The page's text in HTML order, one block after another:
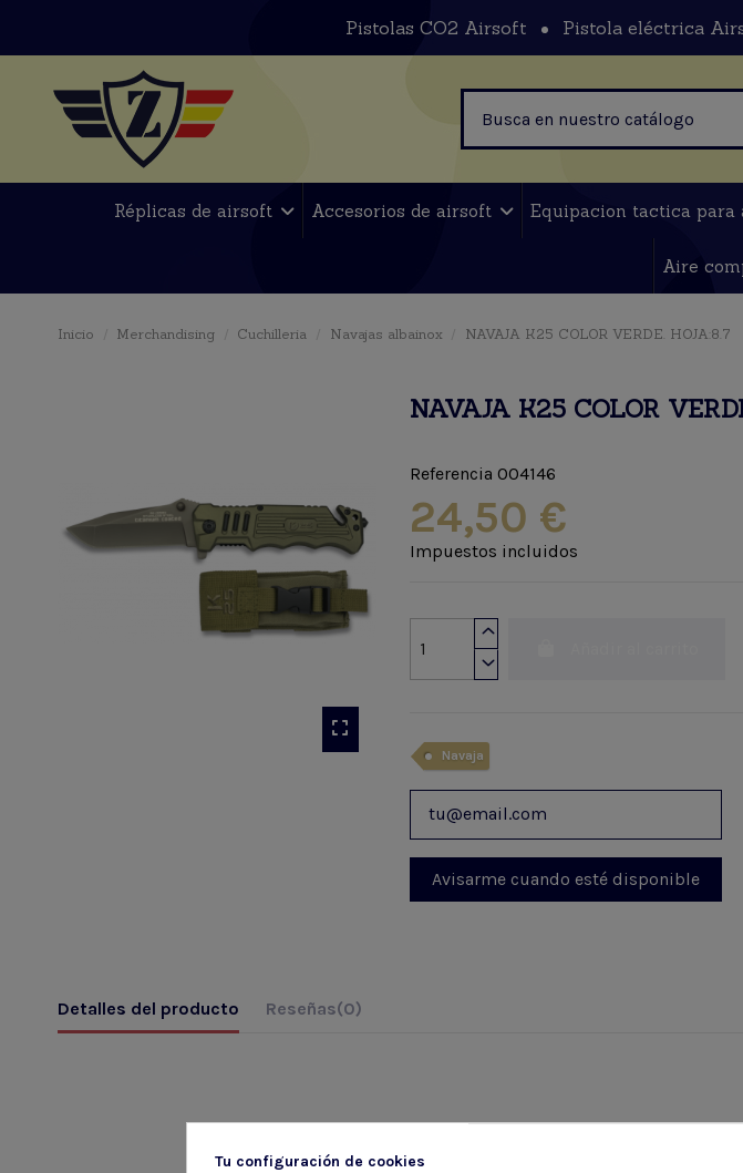
Pistolas CO2 Airsoft Pistola eléctrica
Réplicas de airsoft Accesorios de airsoft Equipacion tactica para
Aire
Inicio Merchandising Cuchilleria Navajas albainox NAVAJA K25 COLOR VERDE. HOJA:8.7
NAVAJA K25 COLOR
Referencia 004146
24,50 €
Impuestos incluidos
Navaja
Detalles del producto Reseñas(0)
Tu configuración de cookies